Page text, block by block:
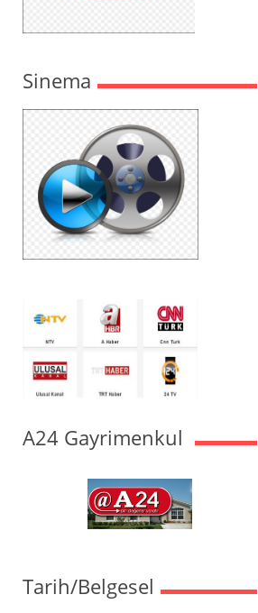
Sinema
A24 Gayrimenkul
Tarih/Belgesel